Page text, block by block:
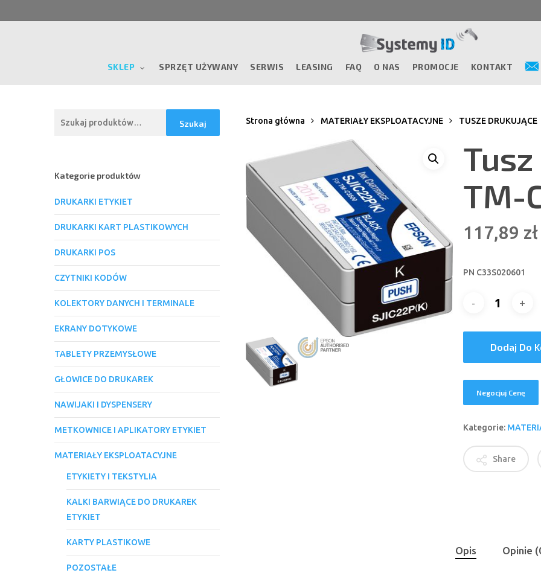
to
SKLEP SPRZĘT UŻYWANY SERWIS LEASING FAQ O NAS PROMOCJE KONTAKT
Szukaj
Kategorie produktów
DRUKARKI ETYKIET
DRUKARKI KART PLASTIKOWYCH
DRUKARKI POS
CZYTNIKI KODÓW
KOLEKTORY DANYCH I TERMINALE
EKRANY DOTYKOWE
TABLETY PRZEMYSŁOWE
GŁOWICE DO DRUKAREK
NAWIJAKI I DYSPENSERY
METKOWNICE I APLIKATORY ETYKIET
MATERIAŁY EKSPLOATACYJNE
ETYKIETY I TEKSTYLIA
KALKI BARWIĄCE DO DRUKAREK
ETYKIET
KARTY PLASTIKOWE
POZOSTAŁE
Strona główna MATERIAŁY EKSPLOATACYJNE TUSZE DRUKUJĄCE
Tusz
TM-
117,89 zł
PN C33S020601
Dodaj Do
Negocjuj Cenę
Kategorie:
Share
Opis Opinie